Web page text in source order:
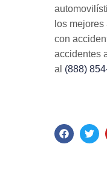
los
con
accidentes
al (888)